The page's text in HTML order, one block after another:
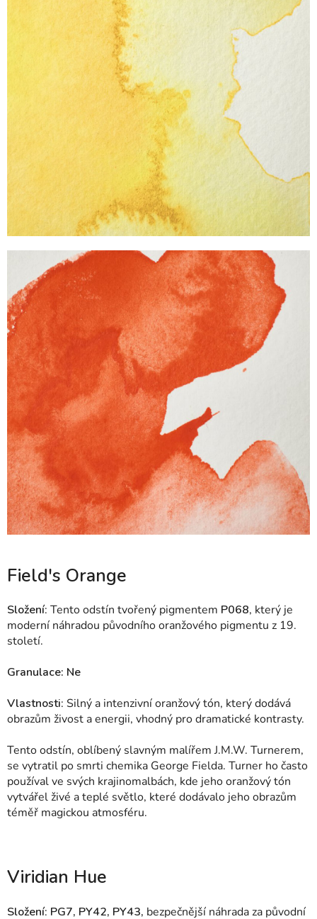
Field's Orange
Složení: Tento odstín tvořený pigmentem P068, který je
moderní náhradou původního oranžového pigmentu z 19.
století.
Granulace: Ne
Vlastnosti: Silný a intenzivní oranžový tón, který dodává
obrazům živost a energii, vhodný pro dramatické kontrasty.
Tento odstín, oblíbený slavným malířem J.M.W. Turnerem,
se vytratil po smrti chemika George Fielda. Turner ho často
používal ve svých krajinomalbách, kde jeho oranžový tón
vytvářel živé a teplé světlo, které dodávalo jeho obrazům
téměř magickou atmosféru.
Viridian Hue
Složení: PG7, PY42, PY43, bezpečnější náhrada za původní